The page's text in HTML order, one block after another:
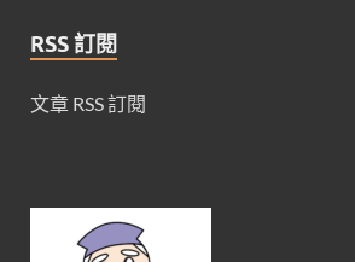
RSS 訂閱
文章 RSS 訂閱